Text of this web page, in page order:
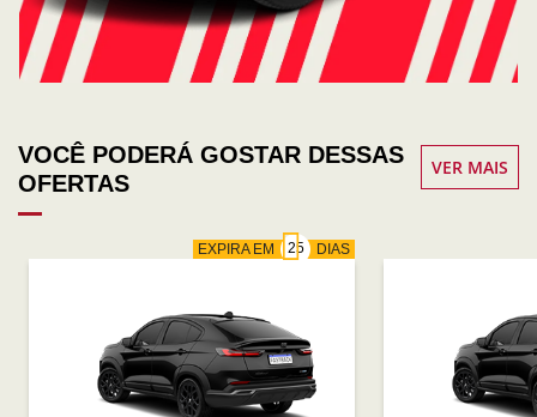
VOCÊ PODERÁ GOSTAR DESSAS
OFERTAS
VER MAIS
EXPIRA EM DIAS